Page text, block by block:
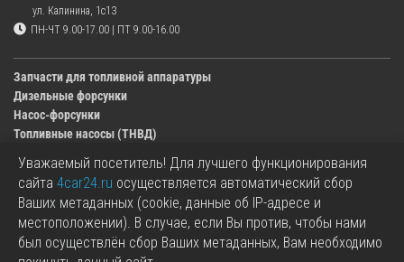
ул. Калинина, 1с13
ПН-ЧТ 9.00-17.00 | ПТ 9.00-16.00
Запчасти для топливной аппаратуры
Дизельные форсунки
Насос-форсунки
Топливные насосы (ТНВД)
Изображения деталей, представленных в каталоге на сайте, могут отличаться от
оригиналов.
Информация о цене запчасти, указанная в каталоге на сайте, может отличаться от
фактической к моменту оформления заказа.
Все используемые товарные знаки являются собственностью их владельцев.
Уважаемый посетитель! Для лучшего функционирования
сайта 4car24.ru осуществляется автоматический сбор
Ваших метаданных (cookie, данные об IP-адресе и
местоположении). В случае, если Вы против, чтобы нами
был осуществлён сбор Ваших метаданных, Вам необходимо